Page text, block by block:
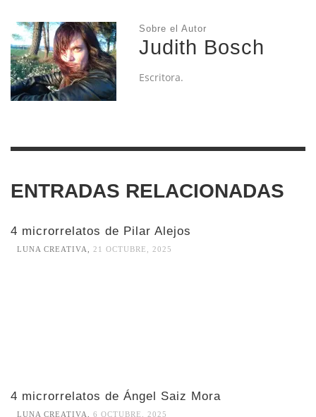
Sobre el Autor
Judith Bosch
Escritora.
ENTRADAS RELACIONADAS
4 microrrelatos de Pilar Alejos
LUNA CREATIVA 21 OCTUBRE, 2025
4 microrrelatos de Ángel Saiz Mora
LUNA CREATIVA, 6 OCTUBRE, 2025